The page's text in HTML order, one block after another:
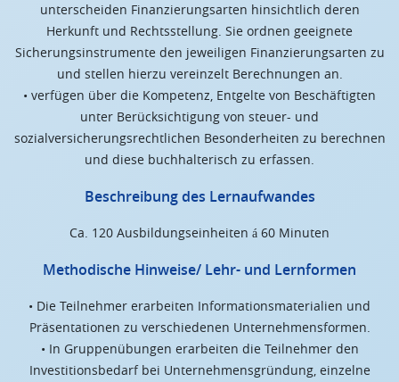
unterscheiden Finanzierungsarten hinsichtlich deren
Herkunft und Rechtsstellung. Sie ordnen geeignete
Sicherungsinstrumente den jeweiligen Finanzierungsarten zu
und stellen hierzu vereinzelt Berechnungen an.
• verfügen über die Kompetenz, Entgelte von Beschäftigten
unter Berücksichtigung von steuer- und
sozialversicherungsrechtlichen Besonderheiten zu berechnen
und diese buchhalterisch zu erfassen.
Beschreibung des Lernaufwandes
Ca. 120 Ausbildungseinheiten á 60 Minuten
Methodische Hinweise/ Lehr- und Lernformen
• Die Teilnehmer erarbeiten Informationsmaterialien und
Präsentationen zu verschiedenen Unternehmensformen.
• In Gruppenübungen erarbeiten die Teilnehmer den
Investitionsbedarf bei Unternehmensgründung, einzelne